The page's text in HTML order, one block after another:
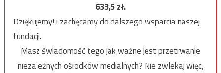
633,5zł.
Dziękujemy! i zachęcamy do dalszego wsparcia naszej
fundacji.
Masz świadomość tego jak ważne jest przetrwanie
niezależnych ośrodków medialnych? Nie zwlekaj więc,